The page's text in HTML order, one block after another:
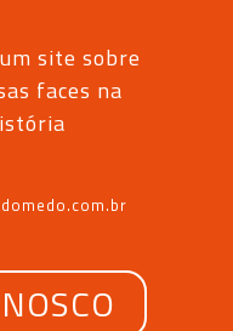
site sobre
faces na